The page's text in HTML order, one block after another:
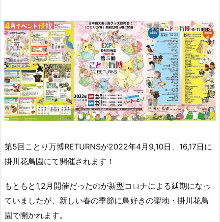
第5回ことり万博RETURNSが2022年4月9,10日、16,17日に
掛川花鳥園にて開催されます！
もともと1,2月開催だったのが新型コロナによる延期になっ
ていましたが、新しい春の季節に鳥好きの聖地・掛川花鳥
園で開かれます。